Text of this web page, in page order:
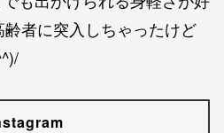
齢者に突入しちゃったけど